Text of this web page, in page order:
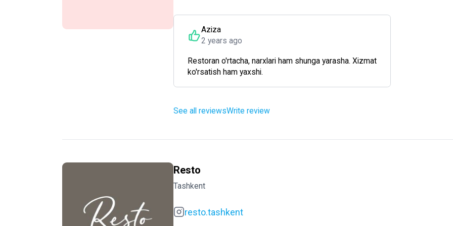
Aziza
2 years ago
Restoran o'rtacha, narxlari ham shunga yarasha. Xizmat
ko'rsatish ham yaxshi.
See all reviewsWrite review
Resto
Tashkent
resto.tashkent